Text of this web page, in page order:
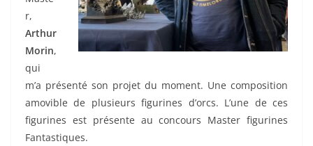
r,
Arthur
Morin,
qui
m’a présenté son projet du moment. Une composition
amovible de plusieurs figurines d’orcs. L’une de ces
figurines est présente au concours Master figurines
Fantastiques.